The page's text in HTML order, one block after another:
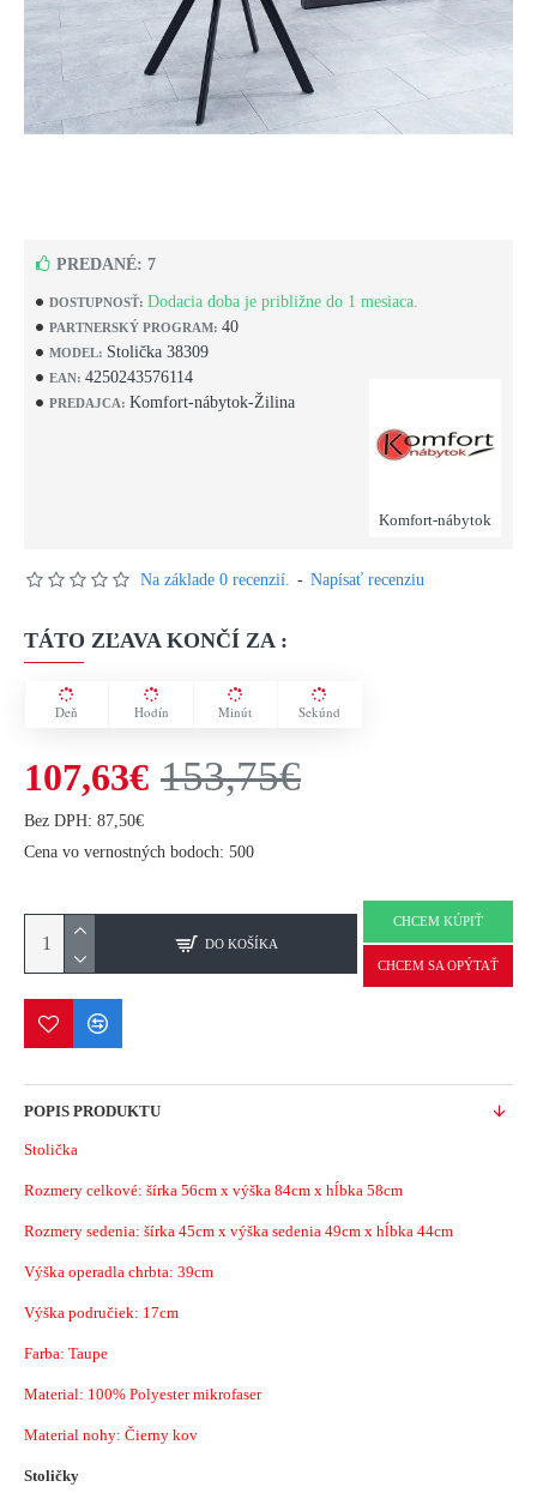
DOSTUPNOSŤ: Dodacia doba je približne do 1 mesiaca.
PARTNERSKÝ PROGRAM: 40
MODEL: Stolička 38309
EAN: 4250243576114
PREDAJCA: Komfort-nábytok-Žilina
Komfort-nábytok
PREDANÉ: 7
Na základe 0 recenzií. - Napísať recenziu
TÁTO ZĽAVA KONČÍ ZA :
Deň Hodín Minút Sekúnd
107,63€ 153,75€
Bez DPH: 87,50€
Cena vo vernostných bodoch: 500
DO KOŠÍKA
CHCEM KÚPIŤ
CHCEM SA OPÝTAŤ
POPIS PRODUKTU
Stolička
Rozmery celkové: šírka 56cm x výška 84cm x hĺbka 58cm
Rozmery sedenia: šírka 45cm x výška sedenia 49cm x hĺbka 44cm
Výška operadla chrbta: 39cm
Výška područiek: 17cm
Farba: Taupe
Material: 100% Polyester mikrofaser
Material nohy: Čierny kov
Stoličky